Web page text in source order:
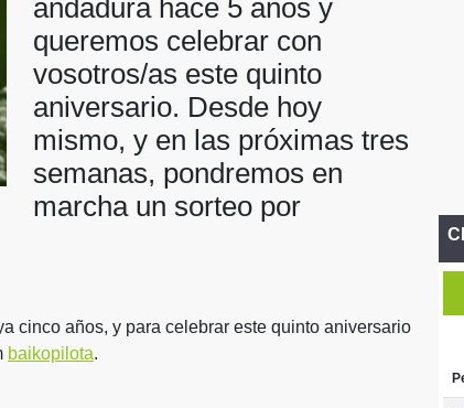
andadura hace 5 años y
queremos celebrar con
vosotros/as este quinto
aniversario. Desde hoy
mismo, y en las próximas tres
semanas, pondremos en
marcha un sorteo por
cinco años, y para celebrar este quinto aniversario
baikopilota.